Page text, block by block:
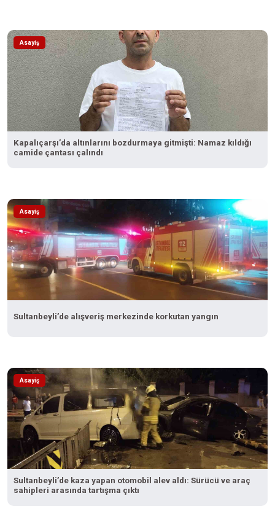
Asayiş
Kapalıçarşı’da altınlarını bozdurmaya gitmişti: Namaz kıldığı
camide çantası çalındı
Asayiş
Sultanbeyli’de alışveriş merkezinde korkutan yangın
Asayiş
Sultanbeyli’de kaza yapan otomobil alev aldı: Sürücü ve araç
sahipleri arasında tartışma çıktı